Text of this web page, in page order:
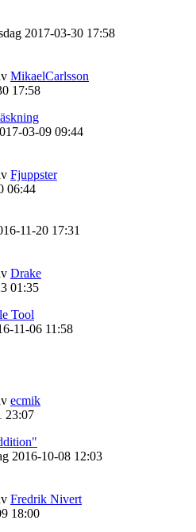
2017-03-30 17:58
MikaelCarlsson
17:58
03-09 09:44
Fjuppster
06:44
11-20 17:31
Drake
01:35
Tool
11-06 11:58
ecmik
23:07
2016-10-08 12:03
Fredrik Nivert
18:00